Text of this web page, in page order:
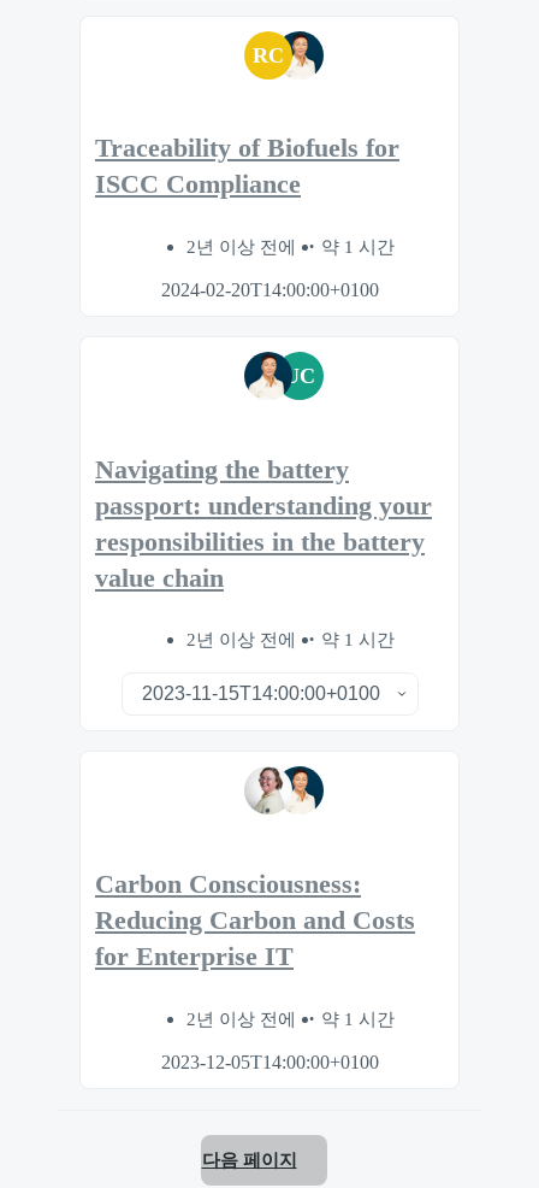
RC
Traceability of Biofuels for
ISCC Compliance
2년 이상 전에 약 1 시간
2024-02-20T14:00:00+0100
UC
Navigating the battery
passport: understanding your
responsibilities in the battery
value chain
2년 이상 전에 약 1 시간
Carbon Consciousness:
Reducing Carbon and Costs
for Enterprise IT
2년 이상 전에 약 1 시간
2023-12-05T14:00:00+0100
다음 페이지